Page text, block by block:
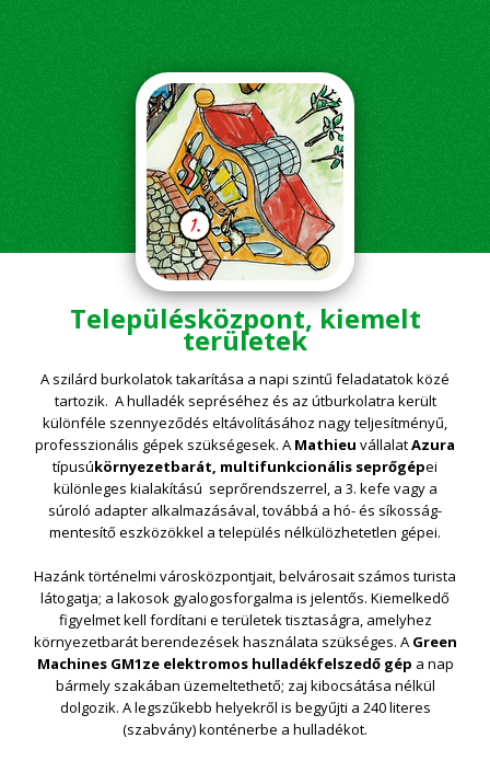
Településközpont, kiemelt
területek
A szilárd burkolatok takarítása a napi szintű feladatatok közé
tartozik. A hulladék sepréséhez és az útburkolatra került
különféle szennyeződés eltávolításához nagy teljesítményű,
professzionális gépek szükségesek. A Mathieu vállalatAzura
típusúkörnyezetbarát, multifunkcionális seprőgépei
különleges kialakítású seprőrendszerrel, a 3. kefe vagy a
súroló adapter alkalmazásával, továbbá a hó- és síkosság-
mentesítő eszközökkel a település nélkülözhetetlen gépei.
Hazánk történelmi városközpontjait, belvárosait számos turista
látogatja; a lakosok gyalogosforgalma is jelentős. Kiemelkedő
figyelmet kell fordítani e területek tisztaságra, amelyhez
környezetbarát berendezések használata szükséges. A Green
Machines GM1ze elektromos hulladékfelszedő gép a nap
bármely szakában üzemeltethető; zaj kibocsátása nélkül
dolgozik. A legszűkebb helyekről is begyűjti a 240 literes
(szabvány) konténerbe a hulladékot.